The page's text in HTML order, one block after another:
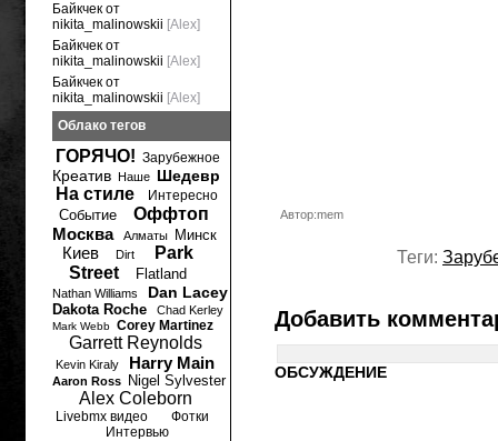
Автор:mem
Теги:
Добавить
ОБСУЖДЕНИЕ
Байкчек от
nikita_malinowskii [Alex]
Байкчек от
nikita_malinowskii [Alex]
Байкчек от
nikita_malinowskii [Alex]
Облако тегов
ГОРЯЧО! Зарубежное
Креатив Наше Шедевр
На стиле Интересно
Событие
Оффтоп
Москва
Алматы Минск
Киев Dirt
Park
Street
Flatland
Nathan Williams Dan Lacey
Dakota Roche Chad Kerley
Mark Webb Corey Martinez
Garrett Reynolds
Kevin Kiraly Harry Main
Aaron Ross Nigel Sylvester
Alex Coleborn
Livebmx видео
Фотки
Интервью